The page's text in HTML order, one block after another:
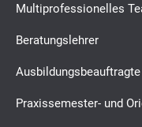
Multiprofessionelles
Beratungslehrer
Ausbildungsbeauftragte
Praxissemester- und